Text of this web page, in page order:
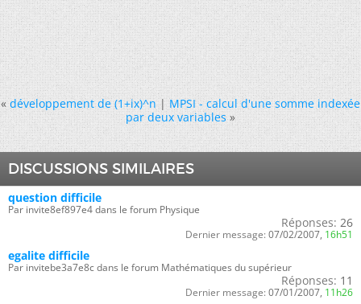
« développement de (1+ix)^n|MPSI - calcul d'une somme indexée
par deux variables »
DISCUSSIONS SIMILAIRES
question difficile
Par invite8ef897e4 dans le forum Physique
Réponses: 26
Dernier message: 07/02/2007, 16h51
egalite difficile
Par invitebe3a7e8c dans le forum Mathématiques du supérieur
Réponses: 11
Dernier message: 07/01/2007, 11h26